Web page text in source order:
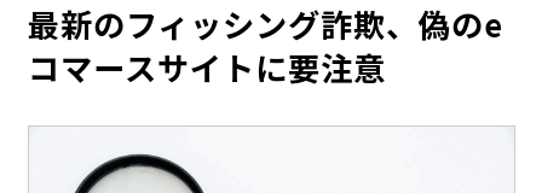
最新のフィッシング詐欺、偽のe
コマースサイトに要注意